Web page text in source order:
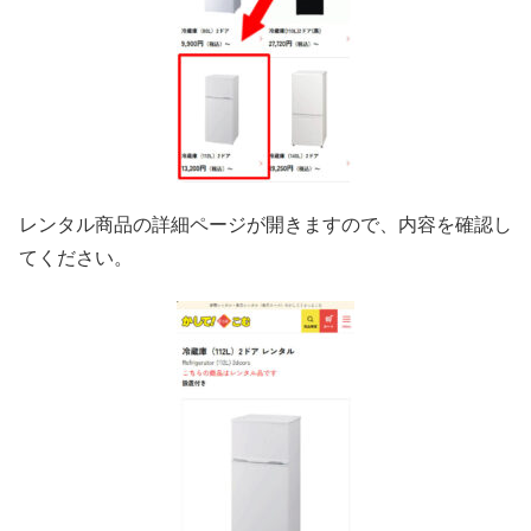
レンタル商品の詳細ページが開きますので、内容を確認し
てください。